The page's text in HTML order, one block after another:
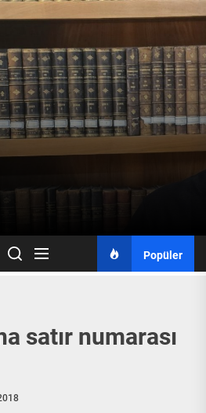
Popüler
satır numarası